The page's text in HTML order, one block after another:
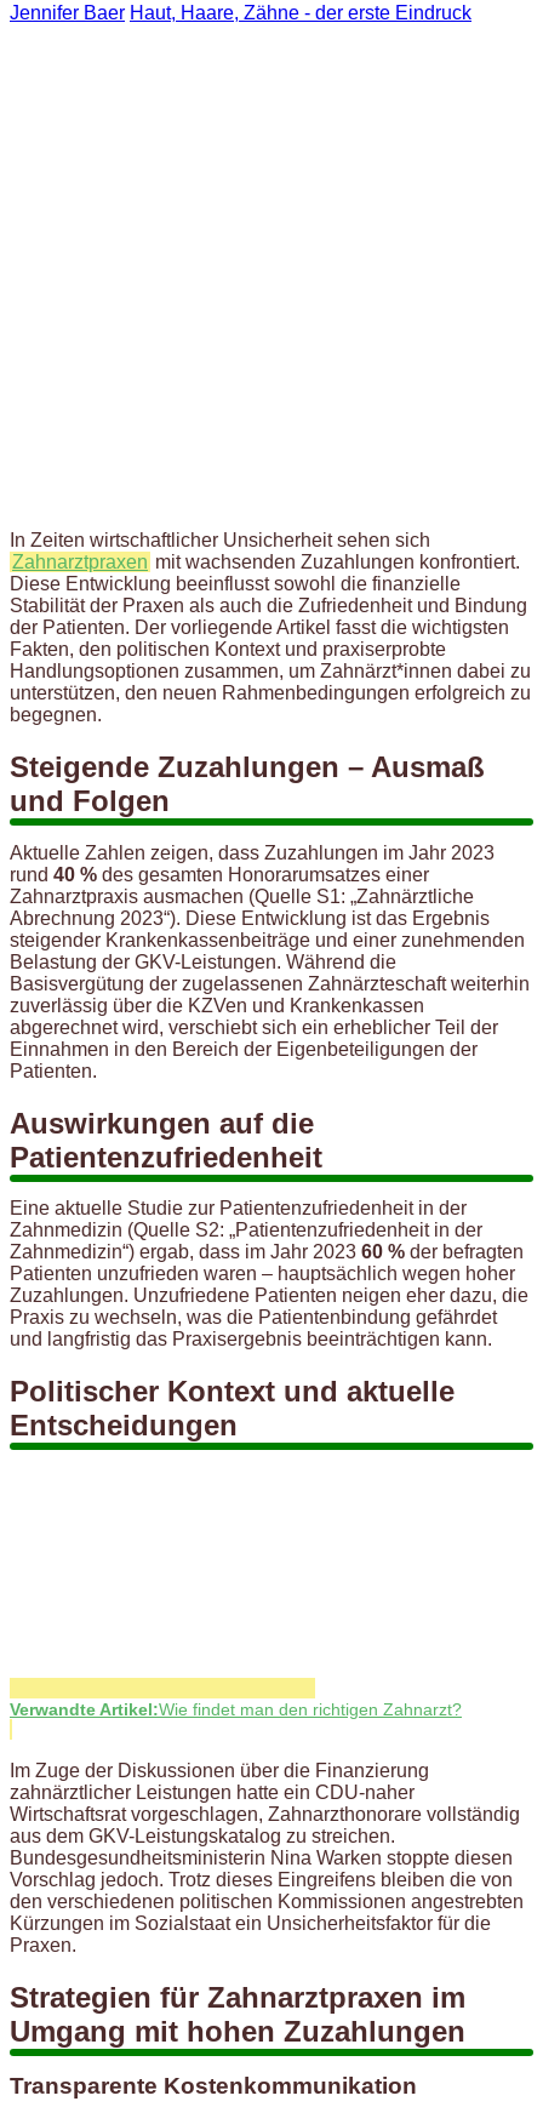
Jennifer Baer Haut, Haare, Zähne - der erste Eindruck
In Zeiten wirtschaftlicher Unsicherheit sehen sich
Zahnarztpraxen mit wachsenden Zuzahlungen konfrontiert.
Diese Entwicklung beeinflusst sowohl die finanzielle
Stabilität der Praxen als auch die Zufriedenheit und Bindung
der Patienten. Der vorliegende Artikel fasst die wichtigsten
Fakten, den politischen Kontext und praxiserprobte
Handlungsoptionen zusammen, um Zahnärzt*innen dabei zu
unterstützen, den neuen Rahmenbedingungen erfolgreich zu
begegnen.
Steigende Zuzahlungen – Ausmaß
und Folgen
Aktuelle Zahlen zeigen, dass Zuzahlungen im Jahr 2023
rund 40 % des gesamten Honorarumsatzes einer
Zahnarztpraxis ausmachen (Quelle S1: „Zahnärztliche
Abrechnung 2023“). Diese Entwicklung ist das Ergebnis
steigender Krankenkassenbeiträge und einer zunehmenden
Belastung der GKV-Leistungen. Während die
Basisvergütung der zugelassenen Zahnärzteschaft weiterhin
zuverlässig über die KZVen und Krankenkassen
abgerechnet wird, verschiebt sich ein erheblicher Teil der
Einnahmen in den Bereich der Eigenbeteiligungen der
Patienten.
Auswirkungen auf die
Patientenzufriedenheit
Eine aktuelle Studie zur Patientenzufriedenheit in der
Zahnmedizin (Quelle S2: „Patientenzufriedenheit in der
Zahnmedizin“) ergab, dass im Jahr 2023 60 % der befragten
Patienten unzufrieden waren – hauptsächlich wegen hoher
Zuzahlungen. Unzufriedene Patienten neigen eher dazu, die
Praxis zu wechseln, was die Patientenbindung gefährdet
und langfristig das Praxisergebnis beeinträchtigen kann.
Politischer Kontext und aktuelle
Entscheidungen
Verwandte Artikel:Wie findet man den richtigen Zahnarzt?
Im Zuge der Diskussionen über die Finanzierung
zahnärztlicher Leistungen hatte ein CDU-naher
Wirtschaftsrat vorgeschlagen, Zahnarzthonorare vollständig
aus dem GKV-Leistungskatalog zu streichen.
Bundesgesundheitsministerin Nina Warken stoppte diesen
Vorschlag jedoch. Trotz dieses Eingreifens bleiben die von
den verschiedenen politischen Kommissionen angestrebten
Kürzungen im Sozialstaat ein Unsicherheitsfaktor für die
Praxen.
Strategien für Zahnarztpraxen im
Umgang mit hohen Zuzahlungen
Transparente Kostenkommunikation